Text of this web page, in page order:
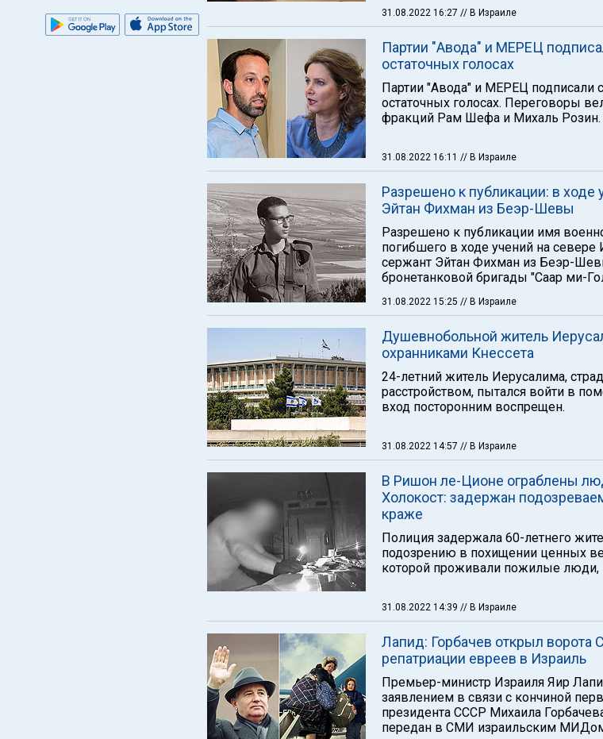
31.08.2022 16:27 // В Израиле
Партии "Авода" и МЕРЕЦ
остаточных голосах
Партии "Авода" и МЕРЕЦ подписали
остаточных голосах. Переговоры
фракций Рам Шефа и Михаль Розин.
31.08.2022 16:11 // В Израиле
Разрешено к публикации: в
Эйтан Фихман из Беэр-Шевы
Разрешено к публикации имя
погибшего в ходе учений на севере
сержант Эйтан Фихман из Беэр-
бронетанковой бригады "Саар ми-
31.08.2022 15:25 // В Израиле
Душевнобольной житель
охранниками Кнессета
24-летний житель Иерусалима,
расстройством, пытался войти в
вход посторонним воспрещен.
31.08.2022 14:57 // В Израиле
В Ришон ле-Ционе ограблены
Холокост: задержан
краже
Полиция задержала 60-летнего
подозрению в похищении ценных
которой проживали пожилые
31.08.2022 14:39 // В Израиле
Лапид: Горбачев открыл ворота
репатриации евреев в Израиль
Премьер-министр Израиля Яир
заявлением в связи с кончиной
президента СССР Михаила
передан в СМИ израильским